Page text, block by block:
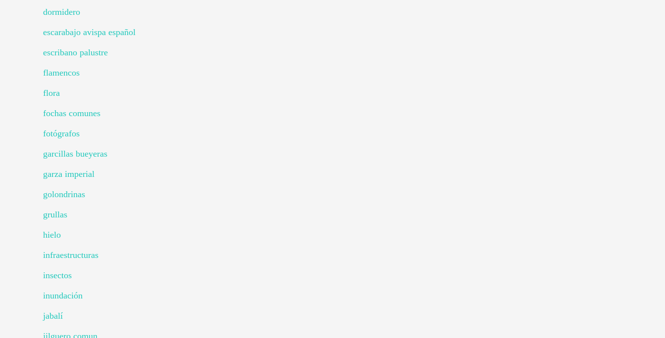
dormidero
escarabajo avispa español
escribano palustre
flamencos
flora
fochas comunes
fotógrafos
garcillas bueyeras
garza imperial
golondrinas
grullas
hielo
infraestructuras
insectos
inundación
jabalí
jilguero comun